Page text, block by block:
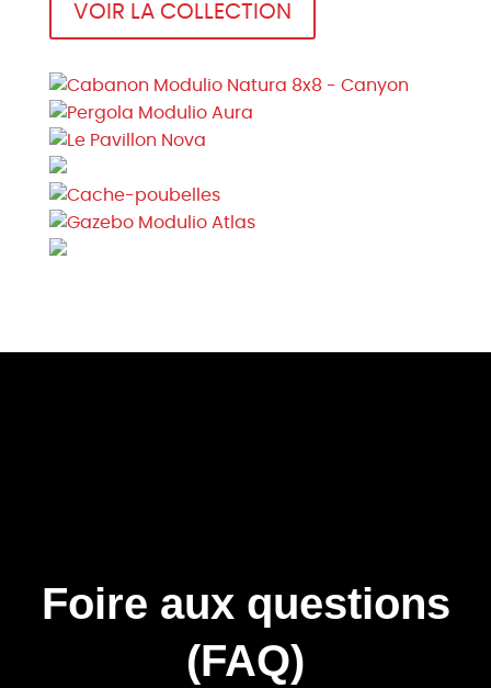
VOIR LA COLLECTION
Foire aux questions
(FAQ)